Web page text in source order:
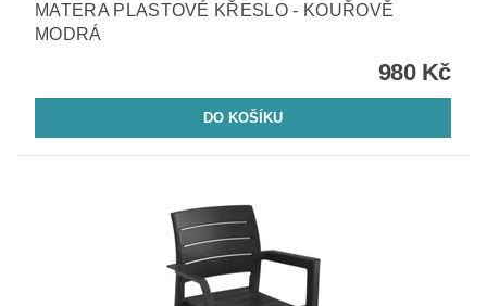
MATERA PLASTOVÉ KŘESLO - KOUŘOVĚ
MODRÁ
980 Kč